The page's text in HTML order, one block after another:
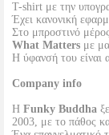
T-shirt με την
Έχει κανονική
Στο μπροστινό
What Matters με
Η ύφανσή του είναι
Company info
Η Funky Buddha
2003, με το πάθος